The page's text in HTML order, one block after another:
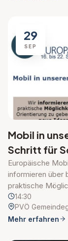
29
SEP
Mobil in
Schritt für
Europäische
informieren über
praktische
14:30
PVÖ
Mehr erfahren